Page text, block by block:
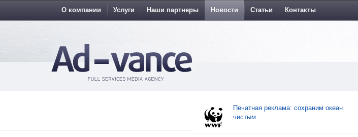
О компании Услуги Наши партнеры Новости Статьи Контакты
Печатная реклама: сохраним океан
чистым